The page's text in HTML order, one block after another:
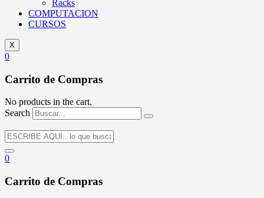
Racks
COMPUTACION
CURSOS
X
0
Carrito de Compras
No products in the cart.
Search
0
Carrito de Compras